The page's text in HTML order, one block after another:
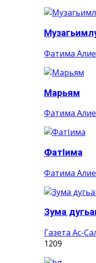
Фатима
Марьям
Фатима
ФатIима
Фатима
Зума
Газета Ас-
1209